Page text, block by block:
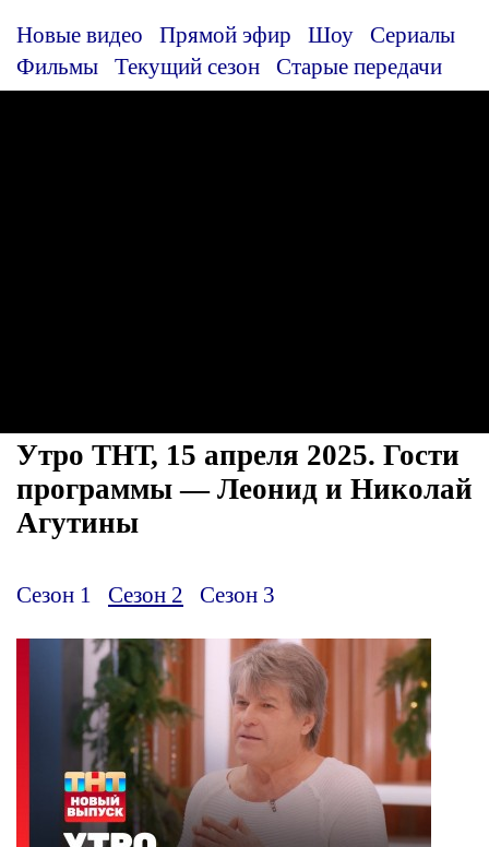
Новые видео Прямой эфир Шоу
Сериалы
Фильмы
Текущий сезон Старые передачи
Утро ТНТ, 15 апреля 2025. Гости
программы — Леонид и Николай
Агутины
Сезон 1 Сезон 2 Сезон 3